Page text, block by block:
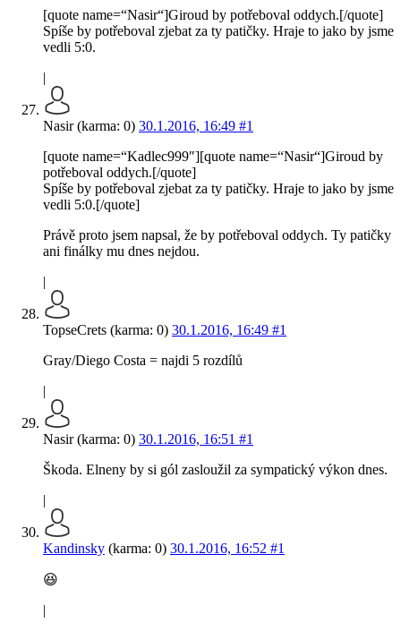
[quote name=“Nasir“]Giroud by potřeboval oddych.[/quote]
Spíše by potřeboval zjebat za ty patičky. Hraje to jako by jsme
vedli 5:0.
|
Nasir (karma: 0) 30.1.2016, 16:49 #1
[quote name=“Kadlec999″][quote name=“Nasir“]Giroud by
potřeboval oddych.[/quote]
Spíše by potřeboval zjebat za ty patičky. Hraje to jako by jsme
vedli 5:0.[/quote]
Právě proto jsem napsal, že by potřeboval oddych. Ty patičky
ani finálky mu dnes nejdou.
|
TopseCrets (karma: 0) 30.1.2016, 16:49 #1
Gray/Diego Costa = najdi 5 rozdílů
|
Nasir (karma: 0) 30.1.2016, 16:51 #1
Škoda. Elneny by si gól zasloužil za sympatický výkon dnes.
|
Kandinsky (karma: 0) 30.1.2016, 16:52 #1
😆
|